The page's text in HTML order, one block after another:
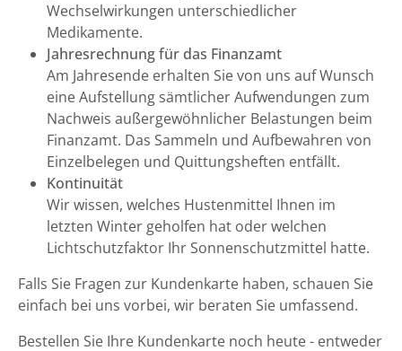
Wechselwirkungen unterschiedlicher
Medikamente.
Jahresrechnung für das Finanzamt
Am Jahresende erhalten Sie von uns auf Wunsch
eine Aufstellung sämtlicher Aufwendungen zum
Nachweis außergewöhnlicher Belastungen beim
Finanzamt. Das Sammeln und Aufbewahren von
Einzelbelegen und Quittungsheften entfällt.
Kontinuität
Wir wissen, welches Hustenmittel Ihnen im
letzten Winter geholfen hat oder welchen
Lichtschutzfaktor Ihr Sonnenschutzmittel hatte.
Falls Sie Fragen zur Kundenkarte haben, schauen Sie
einfach bei uns vorbei, wir beraten Sie umfassend.
Bestellen Sie Ihre Kundenkarte noch heute - entweder